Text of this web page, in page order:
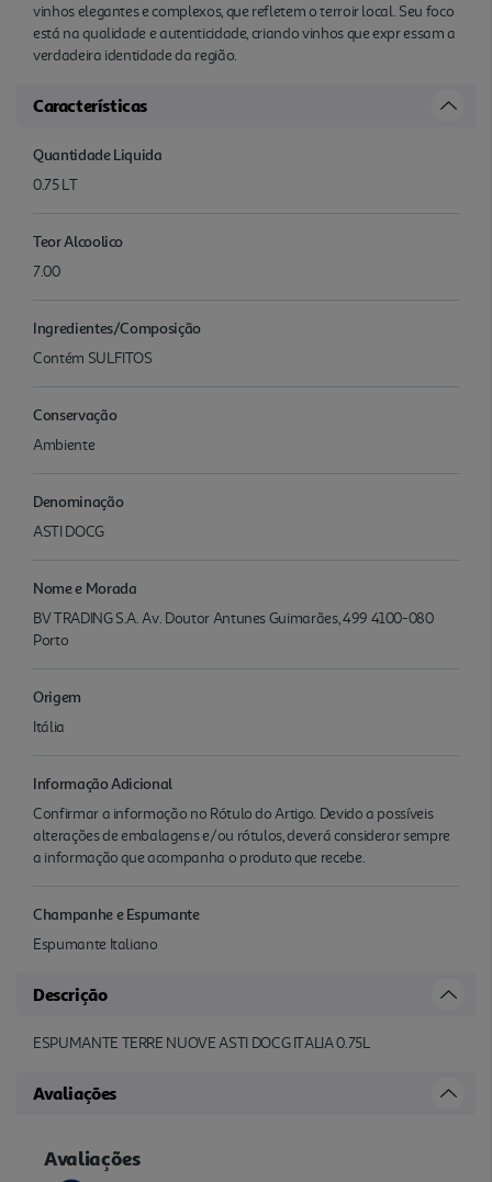
vinhos elegantes e complexos, que refletem o terroir local. Seu foco
está na qualidade e autenticidade, criando vinhos que expr essam a
verdadeira identidade da região.
Características
Quantidade Liquida
0.75 LT
Teor Alcoolico
7.00
Ingredientes/Composição
Contém SULFITOS
Conservação
Ambiente
Denominação
ASTI DOCG
Nome e Morada
BV TRADING S.A. Av. Doutor Antunes Guimarães, 499 4100-080
Porto
Origem
Itália
Informação Adicional
Confirmar a informação no Rótulo do Artigo. Devido a possíveis
alterações de embalagens e/ou rótulos, deverá considerar sempre
a informação que acompanha o produto que recebe.
Champanhe e Espumante
Espumante Italiano
Descrição
ESPUMANTE TERRE NUOVE ASTI DOCG ITALIA 0.75L
Avaliações